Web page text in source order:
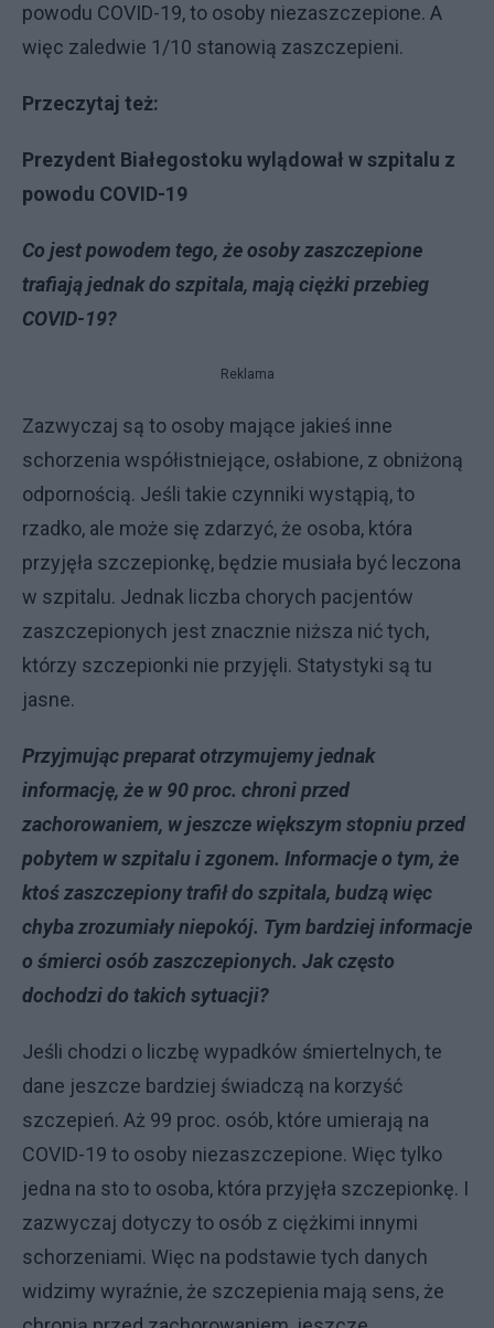
powodu COVID-19, to osoby niezaszczepione. A
więc zaledwie 1/10 stanowią zaszczepieni.
Przeczytaj też:
Prezydent Białegostoku wylądował w szpitalu z
powodu COVID-19
Co jest powodem tego, że osoby zaszczepione
trafiają jednak do szpitala, mają ciężki przebieg
COVID-19?
Reklama
Zazwyczaj są to osoby mające jakieś inne
schorzenia współistniejące, osłabione, z obniżoną
odpornością. Jeśli takie czynniki wystąpią, to
rzadko, ale może się zdarzyć, że osoba, która
przyjęła szczepionkę, będzie musiała być leczona
w szpitalu. Jednak liczba chorych pacjentów
zaszczepionych jest znacznie niższa nić tych,
którzy szczepionki nie przyjęli. Statystyki są tu
jasne.
Przyjmując preparat otrzymujemy jednak
informację, że w 90 proc. chroni przed
zachorowaniem, w jeszcze większym stopniu przed
pobytem w szpitalu i zgonem. Informacje o tym, że
ktoś zaszczepiony trafił do szpitala, budzą więc
chyba zrozumiały niepokój. Tym bardziej informacje
o śmierci osób zaszczepionych. Jak często
dochodzi do takich sytuacji?
Jeśli chodzi o liczbę wypadków śmiertelnych, te
dane jeszcze bardziej świadczą na korzyść
szczepień. Aż 99 proc. osób, które umierają na
COVID-19 to osoby niezaszczepione. Więc tylko
jedna na sto to osoba, która przyjęła szczepionkę. I
zazwyczaj dotyczy to osób z ciężkimi innymi
schorzeniami. Więc na podstawie tych danych
widzimy wyraźnie, że szczepienia mają sens, że